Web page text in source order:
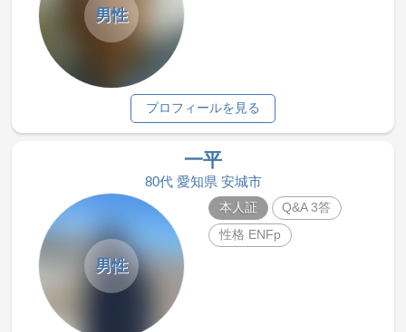
男性
プロフィールを見る
一平
80代 愛知県 安城市
男性
本人証
Q&A 3答
性格 ENFp